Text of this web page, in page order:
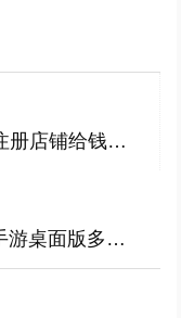
亚马逊有人注册店铺吗-亚马逊注册店铺给钱是真的吗?
梦幻手游桌面版多开限制|梦幻手游桌面版多开限制怎么办